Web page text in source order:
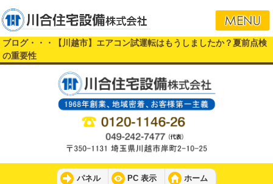
ブログ・・・【川越市】エアコン試運転はもうしましたか？夏前点検
の重要性
パネル PC 表示 ホーム